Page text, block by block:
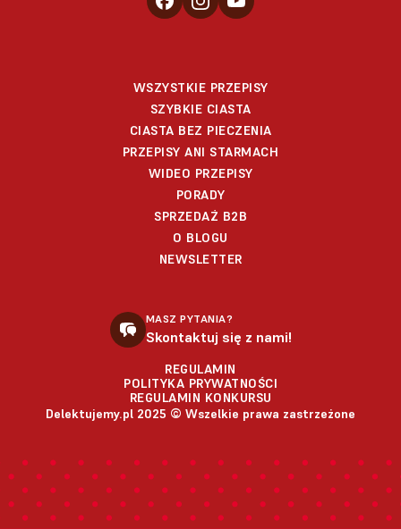
WSZYSTKIE PRZEPISY
SZYBKIE CIASTA
CIASTA BEZ PIECZENIA
PRZEPISY ANI STARMACH
WIDEO PRZEPISY
PORADY
SPRZEDAŻ B2B
O BLOGU
NEWSLETTER
MASZ PYTANIA?
Skontaktuj się z nami!
REGULAMIN
POLITYKA PRYWATNOŚCI
REGULAMIN KONKURSU
Delektujemy.pl 2025 © Wszelkie prawa zastrzeżone